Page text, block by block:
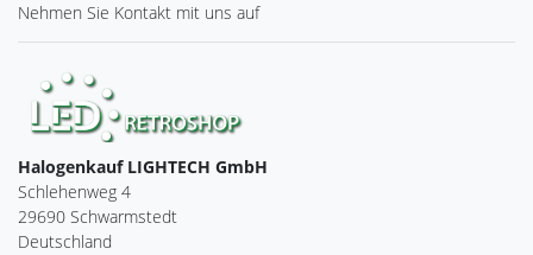
Nehmen Sie Kontakt mit uns auf
Halogenkauf LIGHTECH GmbH
Schlehenweg 4
29690 Schwarmstedt
Deutschland